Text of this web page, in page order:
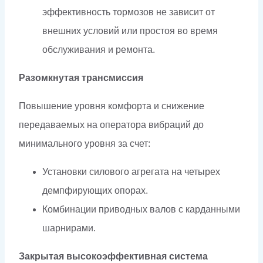
эффективность тормозов не зависит от
внешних условий или простоя во время
обслуживания и ремонта.
Разомкнутая трансмиссия
Повышение уровня комфорта и снижение
передаваемых на оператора вибраций до
минимального уровня за счет:
Установки силового агрегата на четырех
демпфирующих опорах.
Комбинации приводных валов с карданными
шарнирами.
Закрытая высокоэффективная система